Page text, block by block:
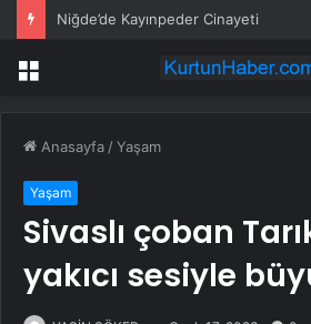
Niğde’de Kayınpeder Cinayeti
Menü
Anasayfa /Yaşam
Yaşam
Sivaslı çoban
yakıcı sesiyle